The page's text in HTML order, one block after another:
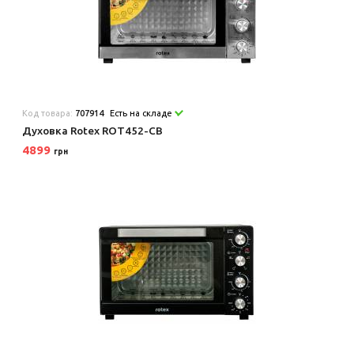
Код товара: 707914 Есть на складе
Духовка Rotex ROT452-CB
4899 грн